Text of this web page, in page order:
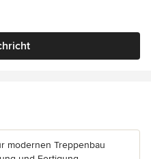
modernen Treppenbau